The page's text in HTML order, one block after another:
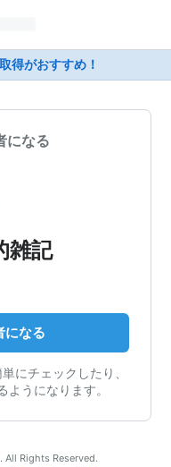
得がおすすめ！
になる
雑記
になる
にチェックしたり、
うになります。
Rights Reserved.